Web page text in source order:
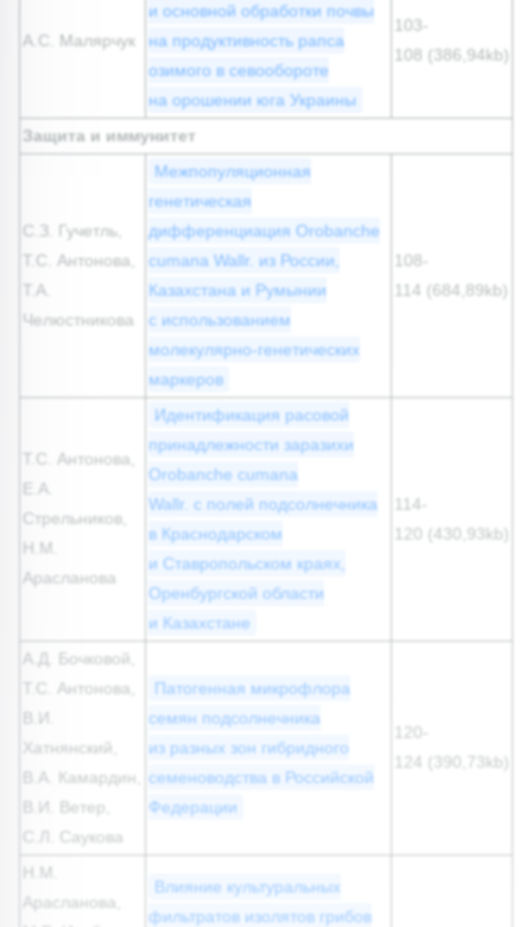
А.С. Малярчук
и основной обработки почвы
на продуктивность рапса
озимого в севообороте
на орошении юга Украины
103-
108 (386,94kb)
Защита и иммунитет
С.З. Гучетль,
Т.С. Антонова,
Т.А.
Челюстникова
Межпопуляционная
генетическая
дифференциация Orobanche
cumana Wallr. из России,
Казахстана и Румынии
с использованием
молекулярно-генетических
маркеров
108-
114 (684,89kb)
Т.С. Антонова,
Е.А.
Стрельников,
Н.М.
Арасланова
Идентификация расовой
принадлежности заразихи
Orobanche cumana
Wallr. с полей подсолнечника
в Краснодарском
и Ставропольском краях,
Оренбургской области
и Казахстане
114-
120 (430,93kb)
А.Д. Бочковой,
Т.С. Антонова,
В.И.
Хатнянский,
В.А. Камардин,
В.И. Ветер,
С.Л. Саукова
Патогенная микрофлора
семян подсолнечника
из разных зон гибридного
семеноводства в Российской
Федерации
120-
124 (390,73kb)
Н.М.
Арасланова,
Влияние культуральных
фильтратов изолятов грибов